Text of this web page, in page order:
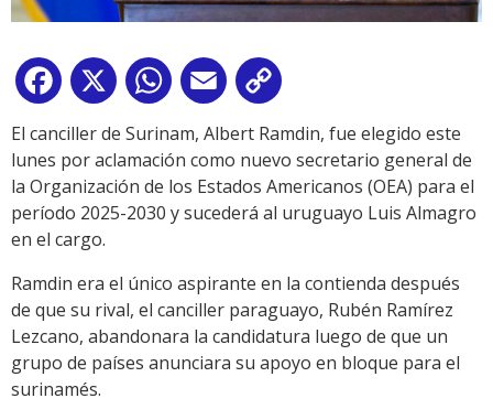
Facebook
X WhatsApp
Email
Link
El canciller de Surinam, Albert Ramdin, fue elegido este
lunes por aclamación como nuevo secretario general de
la Organización de los Estados Americanos (OEA) para el
período 2025-2030 y sucederá al uruguayo Luis Almagro
en el cargo.
Ramdin era el único aspirante en la contienda después
de que su rival, el canciller paraguayo, Rubén Ramírez
Lezcano, abandonara la candidatura luego de que un
grupo de países anunciara su apoyo en bloque para el
surinamés.